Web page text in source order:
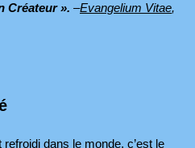
Créateur ». –Evangelium Vitae,
refroidi dans le monde, c’est le